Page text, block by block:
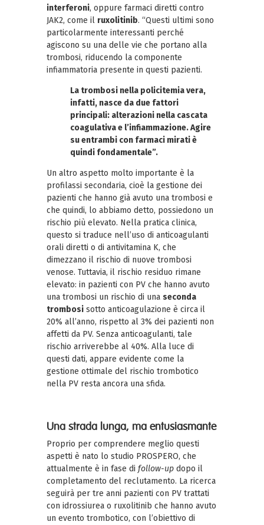
interferoni, oppure farmaci diretti contro
JAK2, come il ruxolitinib. “Questi ultimi sono
particolarmente interessanti perché
agiscono su una delle vie che portano alla
trombosi, riducendo la componente
infiammatoria presente in questi pazienti.
La trombosi nella policitemia vera,
infatti, nasce da due fattori
principali: alterazioni nella cascata
coagulativa e l’infiammazione. Agire
su entrambi con farmaci mirati è
quindi fondamentale”.
Un altro aspetto molto importante è la
profilassi secondaria, cioè la gestione dei
pazienti che hanno già avuto una trombosi e
che quindi, lo abbiamo detto, possiedono un
rischio più elevato. Nella pratica clinica,
questo si traduce nell’uso di anticoagulanti
orali diretti o di antivitamina K, che
dimezzano il rischio di nuove trombosi
venose. Tuttavia, il rischio residuo rimane
elevato: in pazienti con PV che hanno avuto
una trombosi un rischio di una seconda
trombosi sotto anticoagulazione è circa il
20% all’anno, rispetto al 3% dei pazienti non
affetti da PV. Senza anticoagulanti, tale
rischio arriverebbe al 40%. Alla luce di
questi dati, appare evidente come la
gestione ottimale del rischio trombotico
nella PV resta ancora una sfida.
Una strada lunga, ma entusiasmante
Proprio per comprendere meglio questi
aspetti è nato lo studio PROSPERO, che
attualmente è in fase di follow-up dopo il
completamento del reclutamento. La ricerca
seguirà per tre anni pazienti con PV trattati
con idrossiurea o ruxolitinib che hanno avuto
un evento trombotico, con l’obiettivo di